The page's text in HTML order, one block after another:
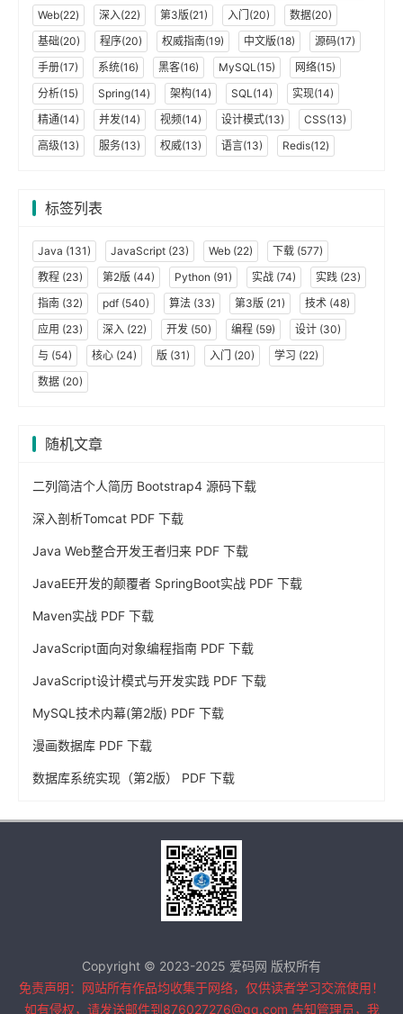
Web(22)
深入(22) 第3版(21) 入门(20)
数据(20)
基础(20)
程序(20) 权威指南(19) 中文版(18)
源码(17)
手册(17)
系统(16) 黑客(16) MySQL(15)
网络(15)
分析(15)
Spring(14) 架构(14) SQL(14)
实现(14)
精通(14)
并发(14) 视频(14) 设计模式(13)
CSS(13)
高级(13)
服务(13) 权威(13) 语言(13) Redis(12)
标签列表
Java (131) JavaScript (23) Web (22) 下载 (577)
教程 (23) 第2版 (44) Python (91) 实战 (74) 实践 (23)
指南 (32) pdf (540) 算法 (33) 第3版 (21) 技术 (48)
应用 (23) 深入 (22) 开发 (50) 编程 (59) 设计 (30)
与 (54) 核心 (24) 版 (31) 入门 (20) 学习 (22)
数据 (20)
随机文章
二列简洁个人简历 Bootstrap4 源码下载
深入剖析Tomcat PDF 下载
Java Web整合开发王者归来 PDF 下载
JavaEE开发的颠覆者 SpringBoot实战 PDF 下载
Maven实战 PDF 下载
JavaScript面向对象编程指南 PDF 下载
JavaScript设计模式与开发实践 PDF 下载
MySQL技术内幕(第2版) PDF 下载
漫画数据库 PDF 下载
数据库系统实现（第2版） PDF 下载
Copyright © 2023-2025 爱码网 版权所有
免责声明：网站所有作品均收集于网络，仅供读者学习交流使用！
如有侵权，请发送邮件到876027276@qq.com 告知管理员，我